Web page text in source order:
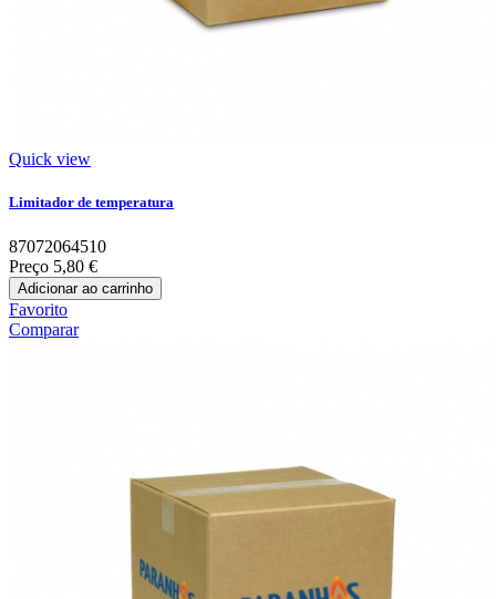
Quick view
Limitador de temperatura
87072064510
Preço 5,80 €
Adicionar ao carrinho
Favorito
Comparar